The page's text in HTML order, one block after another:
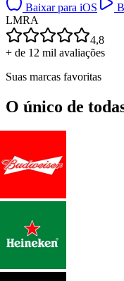
Baixar para iOS
LMRA
4,8
+ de 12 mil avaliações
Suas marcas favoritas
O único de